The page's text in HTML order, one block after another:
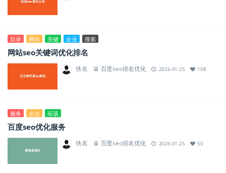
目录 网站 关键 企业 搜索
网站seo关键词优化排名
佚名 百度seo排名优化 2026-01-25 108
服务 企业 应该
百度seo优化服务
佚名 百度seo排名优化 2026-01-25 50